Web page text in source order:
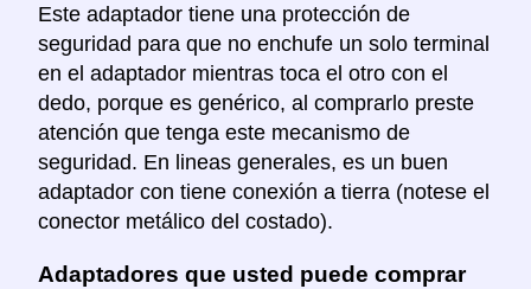
Este adaptador tiene una protección de
seguridad para que no enchufe un solo terminal
en el adaptador mientras toca el otro con el
dedo, porque es genérico, al comprarlo preste
atención que tenga este mecanismo de
seguridad. En lineas generales, es un buen
adaptador con tiene conexión a tierra (notese el
conector metálico del costado).
Adaptadores que usted puede comprar